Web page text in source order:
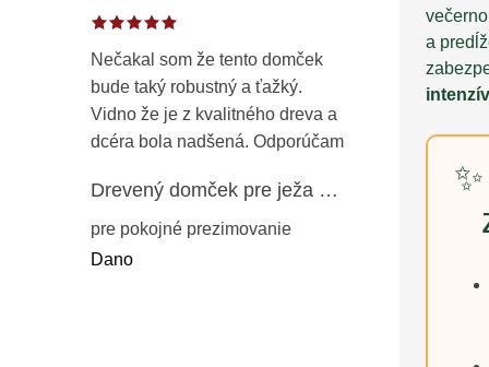
Nečakal som že tento domček
bude taký robustný a ťažký.
Vidno že je z kvalitného dreva a
dcéra bola nadšená. Odporúčam
Drevený domček pre ježa – záhradný úkryt z opaľovaného dreva s vodoodolnou strechou 50 cm
pre pokojné prezimovanie
Dano
a